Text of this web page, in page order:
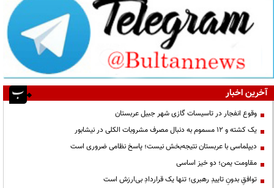
آخرین اخبار
وقوع انفجار در تاسیسات گازی شهر جبیل عربستان
یک کشته و ۱۲ مسموم به دنبال مصرف مشروبات الکلی در نیشابور
دیپلماسی با عربستان نتیجه‌بخش نیست؛ پاسخ نظامی ضروری است
مقاومت یمن؛ دو خیز اساسی
توافقِ بدونِ تاییدِ رهبری؛ تنها یک قراردادِ بی‌ارزش است